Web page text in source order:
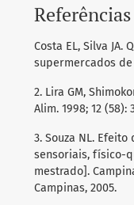
Referências
Costa EL, Silva
supermercados de
2. Lira GM,
Alim. 1998; 12 (58):
3. Souza NL.
sensoriais, físico-
mestrado].
Campinas, 2005.